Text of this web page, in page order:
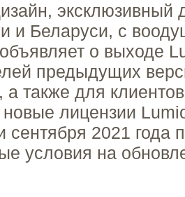
эксклюзивный
и Беларуси, с
о выходе
предыдущих
а также для
лицензии
сентября 2021 года
условия на